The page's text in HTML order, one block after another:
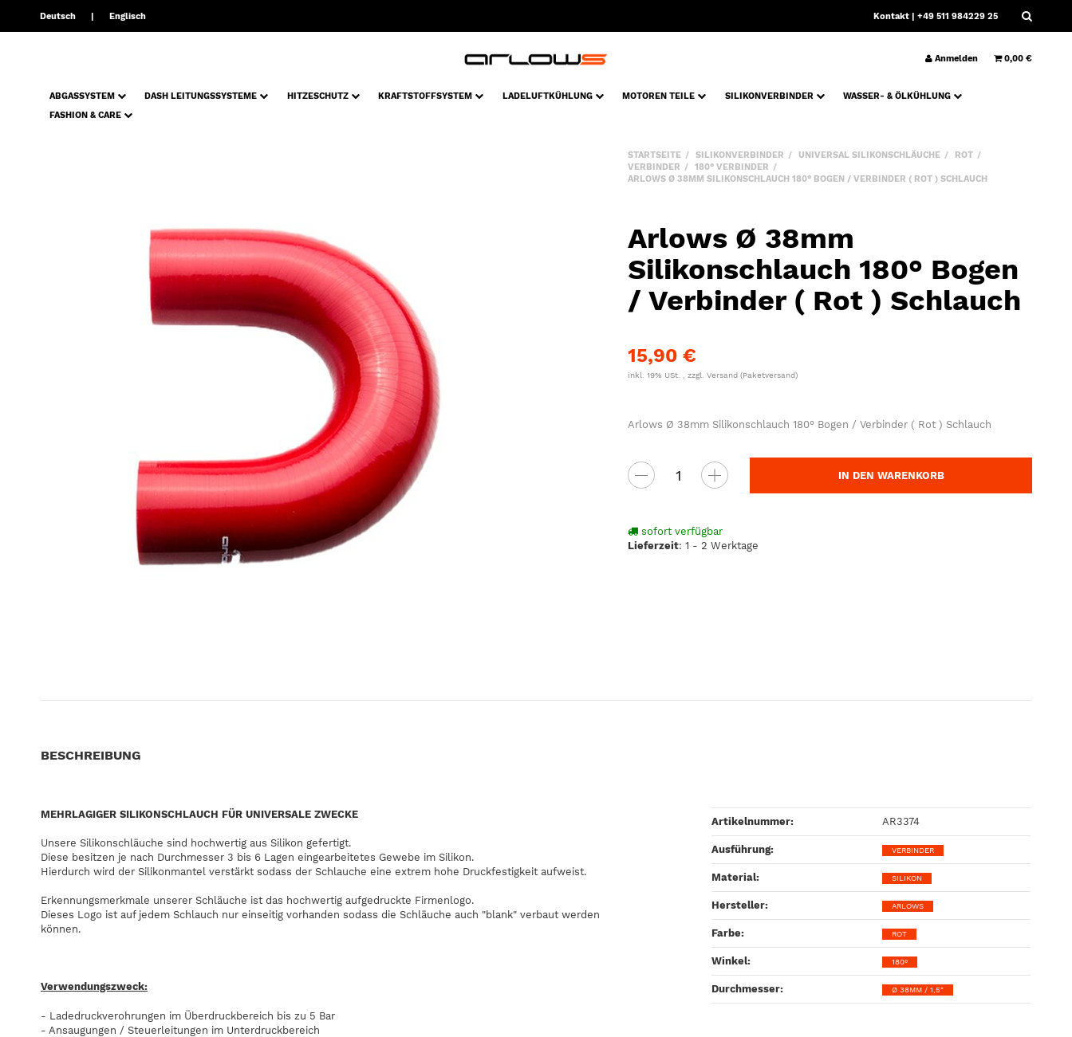
Deutsch Englisch Kontakt | +49 511 984229 25
Anmelden 0,00 €
ABGASSYSTEM DASH LEITUNGSSYSTEME HITZESCHUTZ KRAFTSTOFFSYSTEM LADELUFTKÜHLUNG MOTOREN TEILE SILIKONVERBINDER
WASSER- & ÖLKÜHLUNG
FASHION & CARE
STARTSEITE SILIKONVERBINDER UNIVERSAL SILIKONSCHLÄUCHE
ROT
VERBINDER
180° VERBINDER
ARLOWS Ø 38MM SILIKONSCHLAUCH 180° BOGEN / VERBINDER ( ROT ) SCHLAUCH
Arlows Ø 38mm
Silikonschlauch 180° Bogen
/ Verbinder ( Rot ) Schlauch
15,90 €
inkl. 19% USt. , zzgl.Versand(Paketversand)
Arlows Ø 38mm Silikonschlauch 180° Bogen / Verbinder ( Rot ) Schlauch
IN DEN WARENKORB
sofort verfügbar
Lieferzeit:1 - 2 Werktage
BESCHREIBUNG
MEHRLAGIGER SILIKONSCHLAUCH FÜR UNIVERSALE ZWECKE
Unsere Silikonschläuche sind hochwertig aus Silikon gefertigt.
Diese besitzen je nach Durchmesser 3 bis 6 Lagen eingearbeitetes Gewebe im Silikon.
Hierdurch wird der Silikonmantel verstärkt sodass der Schlauche eine extrem hohe Druckfestigkeit aufweist.
Erkennungsmerkmale unserer Schläuche ist das hochwertig aufgedruckte Firmenlogo.
Dieses Logo ist auf jedem Schlauch nur einseitig vorhanden sodass die Schläuche auch "blank" verbaut werden
können.
Verwendungszweck:
- Ladedruckverohrungen im Überdruckbereich bis zu 5 Bar
- Ansaugungen / Steuerleitungen im Unterdruckbereich
Artikelnummer: AR3374
Ausführung‍: VERBINDER
Material‍: SILIKON
Hersteller‍: ARLOWS
Farbe‍: ROT
Winkel‍: 180°
Durchmesser‍: Ø 38MM / 1,5"